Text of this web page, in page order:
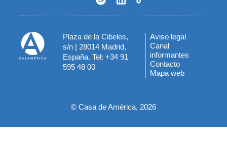
Plaza de la Cibeles,
s/n | 28014 Madrid,
España. Tel: +34 91
595 48 00
Menú
del
pie
Aviso legal
Canal
informantes
Contacto
Mapa web
© Casa de América, 2026